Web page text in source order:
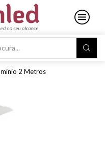
2 Metros